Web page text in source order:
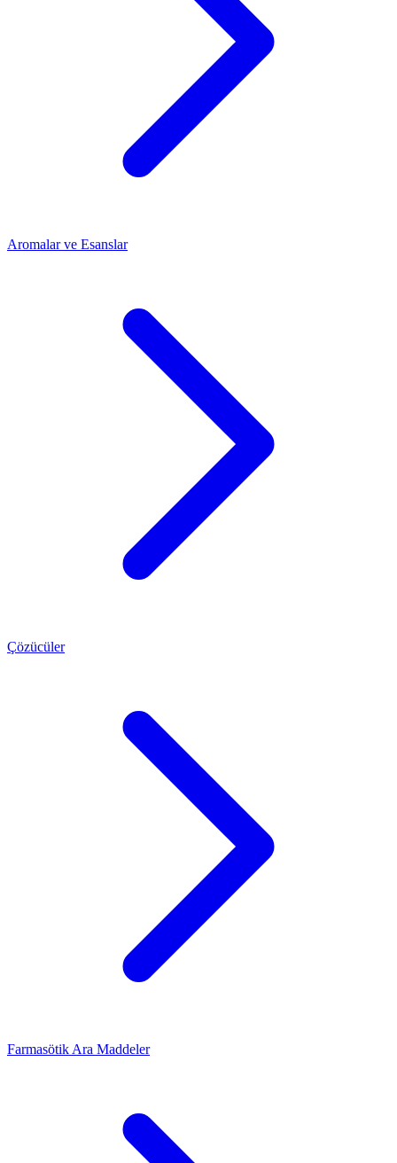
Aromalar ve Esanslar
Çözücüler
Farmasötik Ara Maddeler